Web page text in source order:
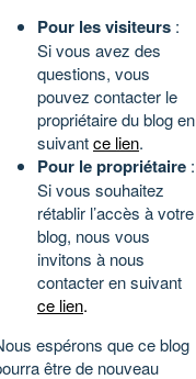
Pour les visiteurs :
Si vous avez des
questions, vous
pouvez contacter le
propriétaire du blog en
suivantce lien.
Pour le propriétaire :
Si vous souhaitez
rétablir l’accès à votre
blog, nous vous
invitons à nous
contacter en suivant
ce lien.
espérons que ce blog
être de nouveau